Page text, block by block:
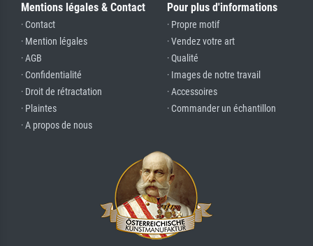
Mentions légales & Contact
· Contact
· Mention légales
· AGB
· Confidentialité
· Droit de rétractation
· Plaintes
· A propos de nous
Pour plus d'informations
· Propre motif
· Vendez votre art
· Qualité
· Images de notre travail
· Accessoires
· Commander un échantillon